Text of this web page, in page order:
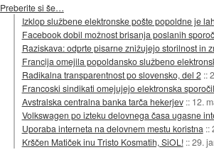
Preberite si še…
Izklop službene elektronske pošte popoldne je
Facebook dobil možnost brisanja poslanih
Raziskava: odprte pisarne znižujejo storilnost in
Francija omejila popoldansko službeno
Radikalna transparentnost po slovensko, del 2 ::
Francoski sindikati omejujejo elektronska
Avstralska centralna banka tarča hekerjev :: 12.
Volkswagen po izteku delovnega časa ugasne
Uporaba interneta na delovnem mestu koristna ::
Krščen Matiček inu Tristo Kosmatih, SiOL! ::29.